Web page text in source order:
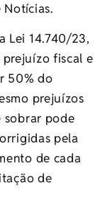
Notícias.
Lei 14.740/23,
prejuízo fiscal e
50% do
prejuízos
sobrar pode
pela
de cada
de